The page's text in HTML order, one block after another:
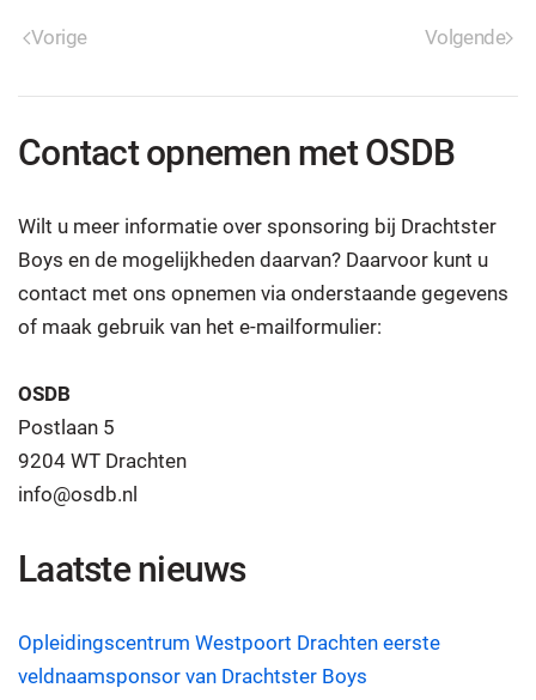
Vorige Volgende
Contact opnemen met OSDB
Wilt u meer informatie over sponsoring bij Drachtster
Boys en de mogelijkheden daarvan? Daarvoor kunt u
contact met ons opnemen via onderstaande gegevens
of maak gebruik van het e-mailformulier:
OSDB
Postlaan 5
9204 WT Drachten
info@osdb.nl
Laatste nieuws
Opleidingscentrum Westpoort Drachten eerste
veldnaamsponsor van Drachtster Boys